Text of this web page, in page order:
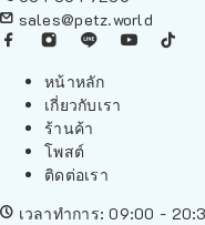
sales@petz.world
หน้าหลัก
เกี่ยวกับเรา
ร้านค้า
โพสต์
ติดต่อเรา
เวลาทำการ: 09:00 -